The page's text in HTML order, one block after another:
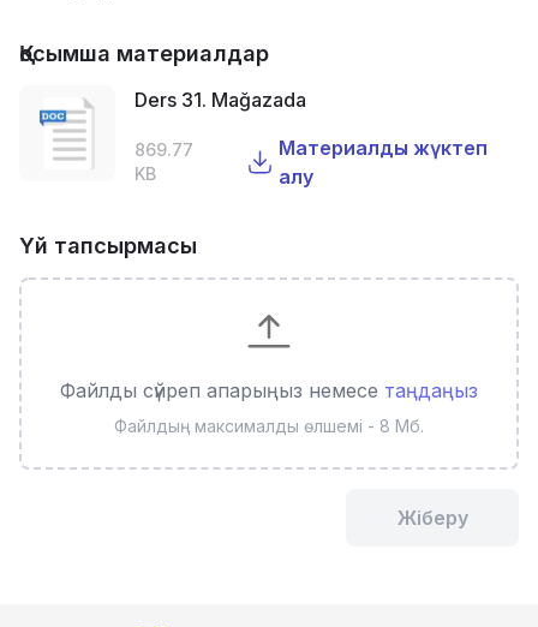
Қосымша материалдар
Ders 31. Mağazada
869.77
KB
Материалды жүктеп
алу
Үй тапсырмасы
Файлды сүйреп апарыңыз немесе таңдаңыз
Файлдың максималды өлшемі - 8 Мб.
Жіберу